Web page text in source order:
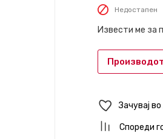
Недостапен
Извести ме за
Зачувај
Спореди